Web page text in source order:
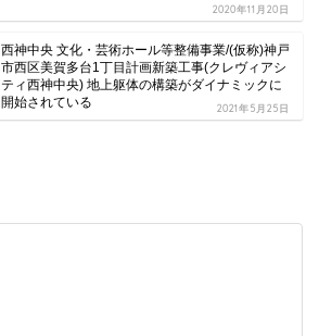
2020年11月20日
西神中央 文化・芸術ホール等整備事業/(仮称)神戸
市西区美賀多台1丁目計画新築工事(クレヴィアシ
ティ西神中央) 地上躯体の構築がダイナミックに
開始されている
2021年5月25日